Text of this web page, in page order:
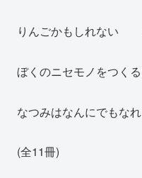
りんごかもしれない
ぼくのニセモノをつ
なつみはなんにでも
(全11冊)